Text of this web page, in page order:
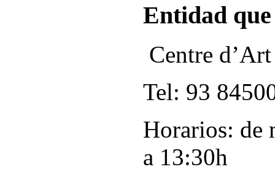
Entidad
Centre
Tel: 93
Horarios: de
a 13:30h